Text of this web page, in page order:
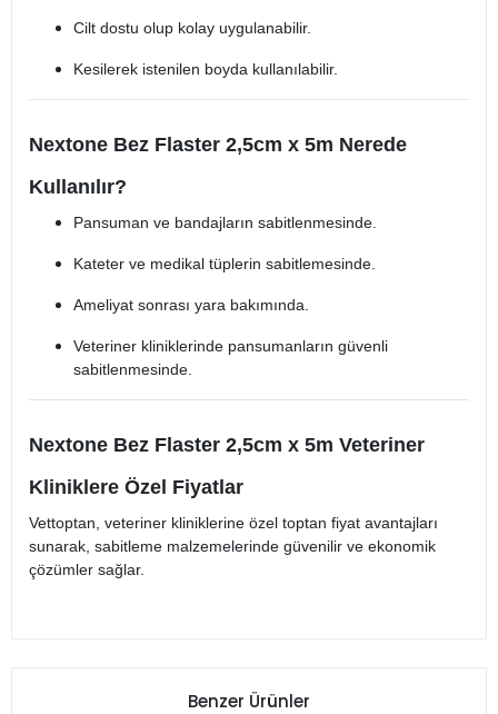
Cilt dostu olup kolay uygulanabilir.
Kesilerek istenilen boyda kullanılabilir.
Nextone Bez Flaster 2,5cm x 5m Nerede
Kullanılır?
Pansuman ve bandajların sabitlenmesinde.
Kateter ve medikal tüplerin sabitlemesinde.
Ameliyat sonrası yara bakımında.
Veteriner kliniklerinde pansumanların güvenli
sabitlenmesinde.
Nextone Bez Flaster 2,5cm x 5m Veteriner
Kliniklere Özel Fiyatlar
Vettoptan, veteriner kliniklerine özel toptan fiyat avantajları
sunarak, sabitleme malzemelerinde güvenilir ve ekonomik
çözümler sağlar.
Benzer Ürünler